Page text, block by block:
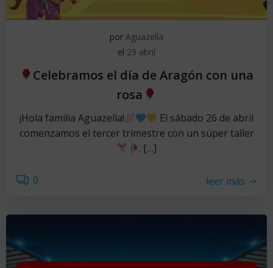
por Aguazella
el 29 abril
Celebramos el día de Aragón con una
rosa
¡Hola familia Aguazella!
El sábado 26 de abril
comenzamos el tercer trimestre con un súper taller
. […]
0 leer más